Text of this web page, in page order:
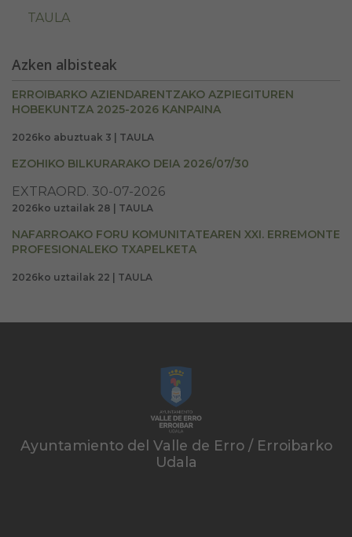
TAULA
Azken albisteak
ERROIBARKO AZIENDARENTZAKO AZPIEGITUREN
HOBEKUNTZA 2025-2026 KANPAINA
2026ko abuztuak 3 | TAULA
EZOHIKO BILKURARAKO DEIA 2026/07/30
EXTRAORD. 30-07-2026
2026ko uztailak 28 | TAULA
NAFARROAKO FORU KOMUNITATEAREN XXI. ERREMONTE
PROFESIONALEKO TXAPELKETA
2026ko uztailak 22 | TAULA
Ayuntamiento del Valle de Erro / Erroibarko
Udala